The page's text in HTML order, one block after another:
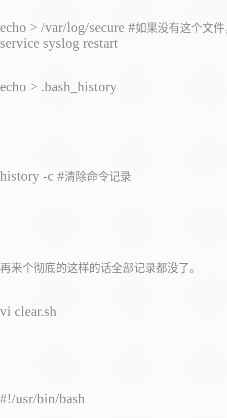
echo > /var/log/secure #如果没有这个文
service syslog restart
echo > .bash_history
history -c #清除命令记录
再来个彻底的这样的话全部记录都没了。
vi clear.sh
#!/usr/bin/bash